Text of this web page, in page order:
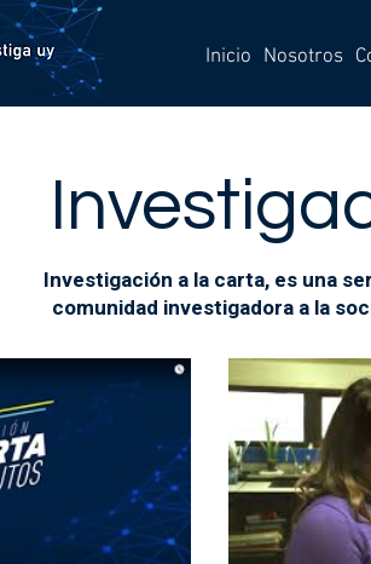
Inicio Nosotros
Investigación a la carta, es una
comunidad investigadora a la